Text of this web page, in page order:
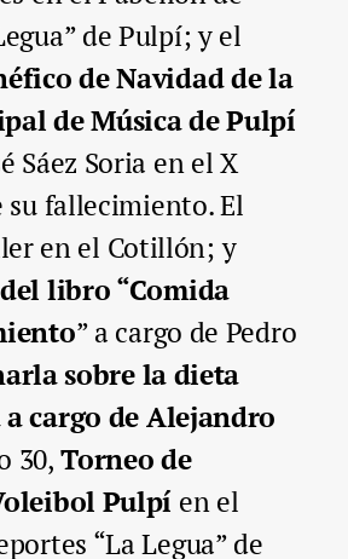
de Pulpí; y el
de Navidad de la
de Música de Pulpí
Sáez Soria en el X
fallecimiento. El
en el Cotillón; y
libro “Comida
”a cargo de Pedro
sobre la dieta
cargo de Alejandro
30,Torneo de
Pulpí en el
“La Legua” de